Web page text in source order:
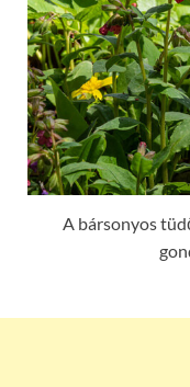
A bársonyos